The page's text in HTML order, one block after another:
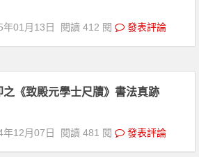
年01月13日 閱讀 412 閱 發表評論
之《致殿元學士尺牘》書法真跡
年12月07日 閱讀 481 閱 發表評論